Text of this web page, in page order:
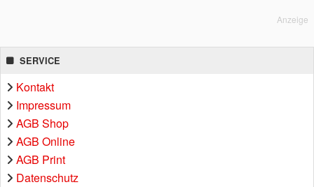
Anzeige
SERVICE
Kontakt
Impressum
AGB Shop
AGB Online
AGB Print
Datenschutz